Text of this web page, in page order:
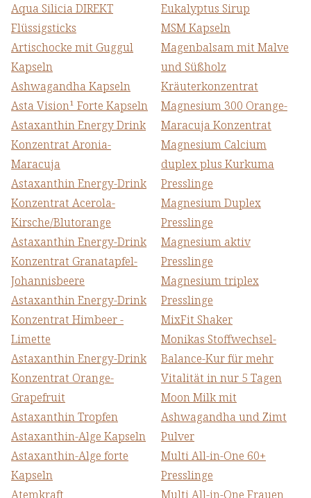
Aqua Silicia DIREKT
Flüssigsticks
Artischocke mit Guggul
Kapseln
Ashwagandha Kapseln
Asta Vision¹ Forte Kapseln
Astaxanthin Energy Drink
Konzentrat Aronia-
Maracuja
Astaxanthin Energy-Drink
Konzentrat Acerola-
Kirsche/Blutorange
Astaxanthin Energy-Drink
Konzentrat Granatapfel-
Johannisbeere
Astaxanthin Energy-Drink
Konzentrat Himbeer -
Limette
Astaxanthin Energy-Drink
Konzentrat Orange-
Grapefruit
Astaxanthin Tropfen
Astaxanthin-Alge Kapseln
Astaxanthin-Alge forte
Kapseln
Atemkraft
Eukalyptus Sirup
MSM Kapseln
Magenbalsam mit Malve
und Süßholz
Kräuterkonzentrat
Magnesium 300 Orange-
Maracuja Konzentrat
Magnesium Calcium
duplex plus Kurkuma
Presslinge
Magnesium Duplex
Presslinge
Magnesium aktiv
Presslinge
Magnesium triplex
Presslinge
MixFit Shaker
Monikas Stoffwechsel-
Balance-Kur für mehr
Vitalität in nur 5 Tagen
Moon Milk mit
Ashwagandha und Zimt
Pulver
Multi All-in-One 60+
Presslinge
Multi All-in-One Frauen